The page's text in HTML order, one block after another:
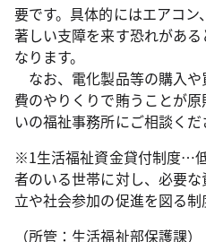
要です。具体的にはエアコ
著しい支障を来す恐れがあ
なります。
なお、電化製品等の購入
費のやりくりで賄うことが
いの福祉事務所にご相談くだ
※1生活福祉資金貸付制度…
者のいる世帯に対し、必要
立や社会参加の促進を図る制
（所管：生活福祉部保護課）